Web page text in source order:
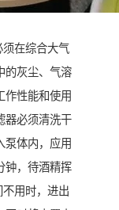
在综合大气
的灰尘、气溶
作性能和使用
器必须清洗干
泵体内，应用
钟，待酒精挥
用时，进出